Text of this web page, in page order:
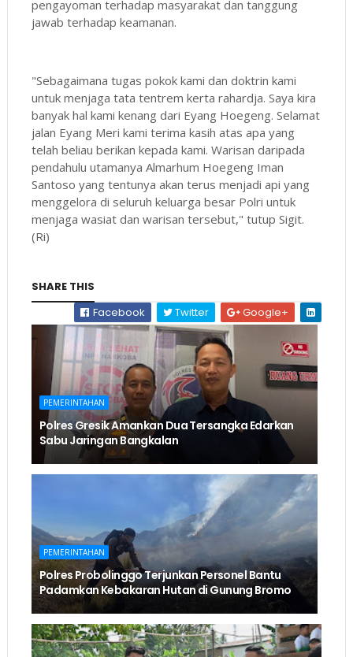
pengayoman terhadap masyarakat dan tanggung
jawab terhadap keamanan.
"Sebagaimana tugas pokok kami dan doktrin kami
untuk menjaga tata tentrem kerta rahardja. Saya kira
banyak hal kami kenang dari Eyang Hoegeng. Selamat
jalan Eyang Meri kami terima kasih atas apa yang
telah beliau berikan kepada kami. Warisan daripada
pendahulu utamanya Almarhum Hoegeng Iman
Santoso yang tentunya akan terus menjadi api yang
menggelora di seluruh keluarga besar Polri untuk
menjaga wasiat dan warisan tersebut," tutup Sigit.
(Ri)
SHARE THIS
Facebook
Twitter Google+
PEMERINTAHAN
Polres Gresik Amankan Dua Tersangka Edarkan
Sabu Jaringan Bangkalan
PEMERINTAHAN
Polres Probolinggo Terjunkan Personel Bantu
Padamkan Kebakaran Hutan di Gunung Bromo